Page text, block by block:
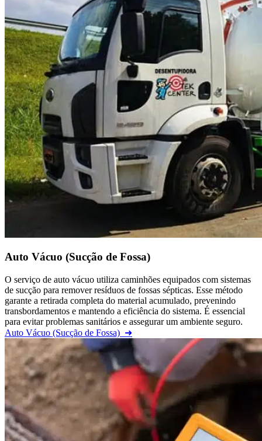
Auto Vácuo (Sucção de Fossa)
O serviço de auto vácuo utiliza caminhões equipados com sistemas
de sucção para remover resíduos de fossas sépticas. Esse método
garante a retirada completa do material acumulado, prevenindo
transbordamentos e mantendo a eficiência do sistema. É essencial
para evitar problemas sanitários e assegurar um ambiente seguro.
Auto Vácuo (Sucção de Fossa) ➜